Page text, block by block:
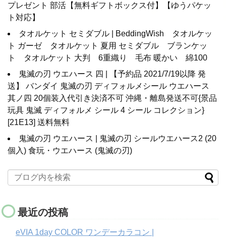
プレゼント 部活【無料ギフトボックス付】【ゆうパケッ
ト対応】
タオルケット セミダブル | BeddingWish タオルケッ
ト ガーゼ タオルケット 夏用 セミダブル ブランケッ
ト タオルケット 大判 6重織り 毛布 暖かい 綿100
鬼滅の刃 ウエハース 四 | 【予約品 2021/7/19以降 発
送】 バンダイ 鬼滅の刃 ディフォルメシール ウエハース
其ノ四 20個装入代引き決済不可 沖縄・離島発送不可{景品
玩具 鬼滅 ディフォルメ シール 4 シール コレクション}
[21E13] 送料無料
鬼滅の刃 ウエハース | 鬼滅の刃 シールウエハース2 (20
個入) 食玩・ウエハース (鬼滅の刃)
最近の投稿
eVIA 1day COLOR ワンデーカラコン |